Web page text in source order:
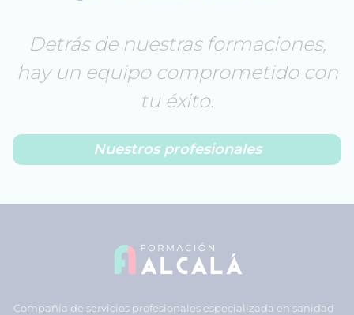
Detrás de nuestras formaciones,
hay un equipo comprometido con
tu éxito.
Nuestros profesionales
Compañía de servicios profesionales especializada en sanidad